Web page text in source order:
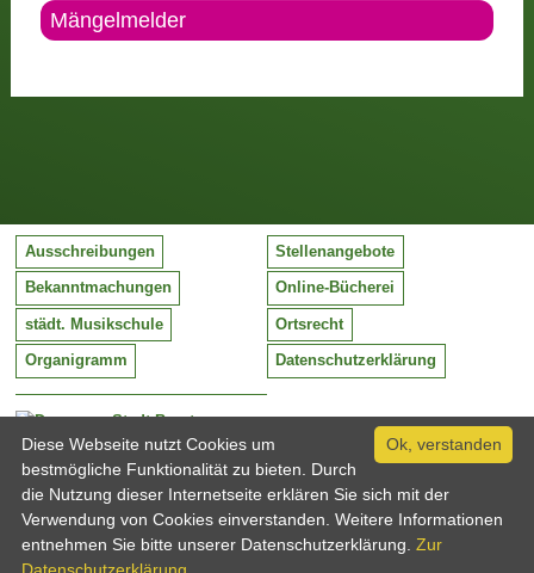
Mängelmelder
Stadt Barntrup
Mittelstraße 38
32683 Barntrup
Tel:
Email:
05263 / 409-0
info@barntrup.de
Ausschreibungen Stellenangebote
Bekanntmachungen Online-Bücherei
städt. Musikschule Ortsrecht
Organigramm Datenschutzerklärung
Ok, verstanden
Diese Webseite nutzt Cookies um
bestmögliche Funktionalität zu bieten. Durch
die Nutzung dieser Internetseite erklären Sie sich mit der
Verwendung von Cookies einverstanden. Weitere Informationen
entnehmen Sie bitte unserer Datenschutzerklärung. Zur